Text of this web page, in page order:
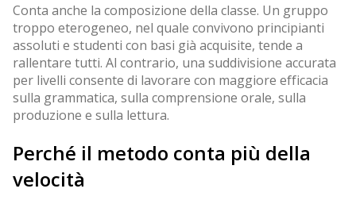
Conta anche la composizione della classe. Un gruppo
troppo eterogeneo, nel quale convivono principianti
assoluti e studenti con basi già acquisite, tende a
rallentare tutti. Al contrario, una suddivisione accurata
per livelli consente di lavorare con maggiore efficacia
sulla grammatica, sulla comprensione orale, sulla
produzione e sulla lettura.
Perché il metodo conta più della
velocità